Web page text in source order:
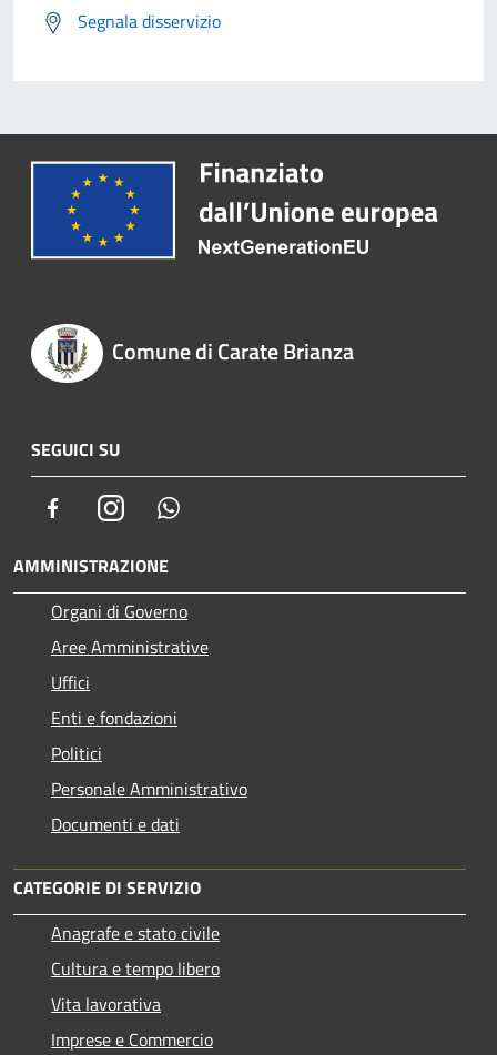
Segnala disservizio
Comune di Carate Brianza
SEGUICI SU
FacebookInstagram
AMMINISTRAZIONE
Organi di Governo
Aree Amministrative
Uffici
Enti e fondazioni
Politici
Personale Amministrativo
Documenti e dati
CATEGORIE DI SERVIZIO
Anagrafe e stato civile
Cultura e tempo libero
Vita lavorativa
Imprese e Commercio